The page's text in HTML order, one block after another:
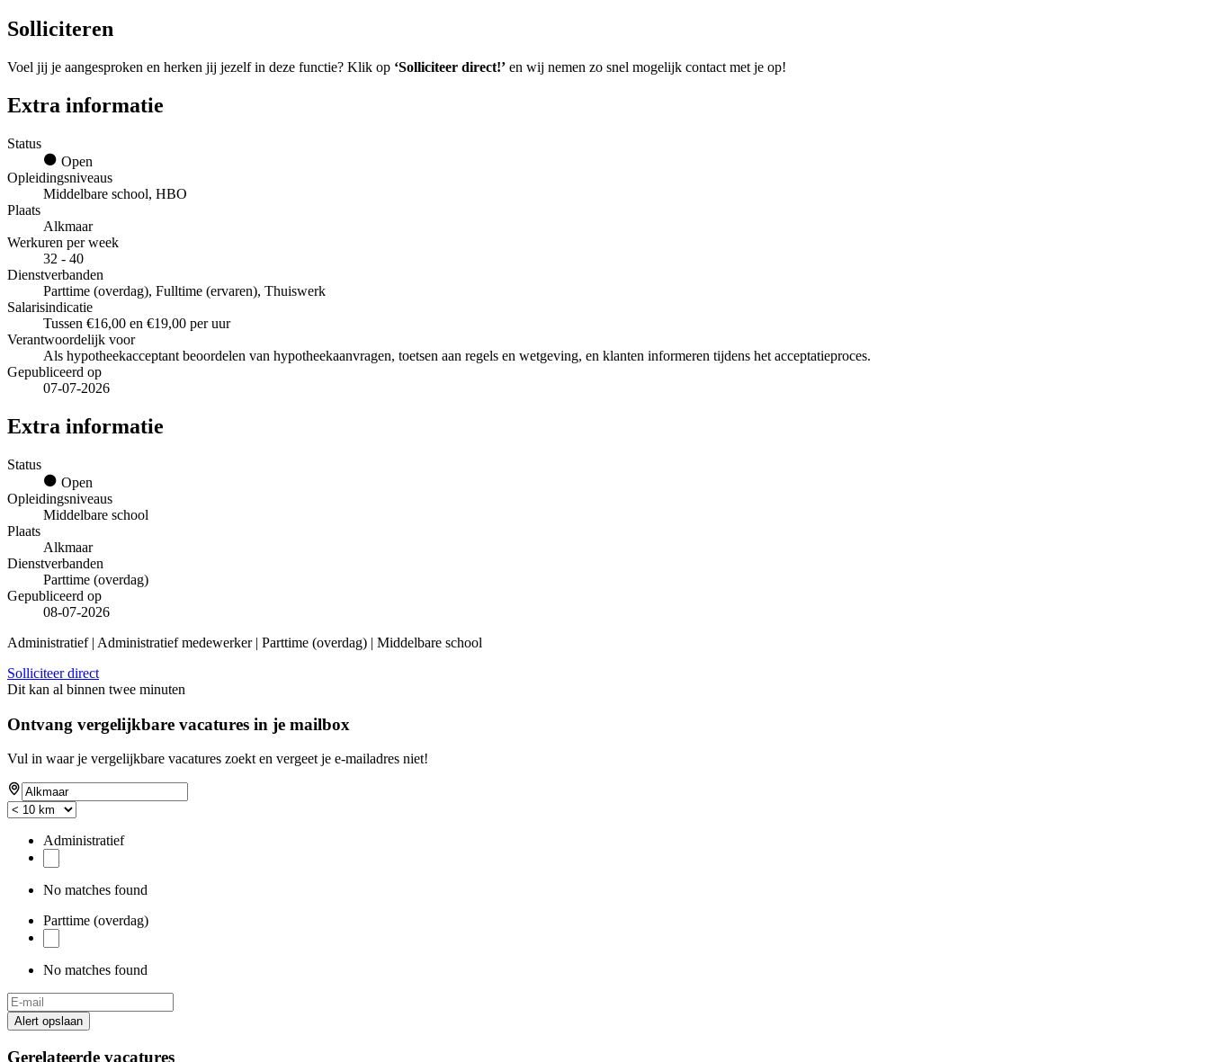
Solliciteren
Voel jij je aangesproken en herken jij jezelf in deze functie? Klik op ‘Solliciteer direct!’ en wij nemen zo snel mogelijk contact met je op!
Extra informatie
Status
Open
Opleidingsniveaus
Middelbare school, HBO
Plaats
Alkmaar
Werkuren per week
32 - 40
Dienstverbanden
Parttime (overdag), Fulltime (ervaren), Thuiswerk
Salarisindicatie
Tussen €16,00 en €19,00 per uur
Verantwoordelijk voor
Als hypotheekacceptant beoordelen van hypotheekaanvragen, toetsen aan regels en wetgeving, en klanten informeren tijdens het acceptatieproces.
Gepubliceerd op
07-07-2026
Extra informatie
Status
Open
Opleidingsniveaus
Middelbare school
Plaats
Alkmaar
Dienstverbanden
Parttime (overdag)
Gepubliceerd op
08-07-2026
Administratief | Administratief medewerker | Parttime (overdag) | Middelbare school
Solliciteer direct
Dit kan al binnen twee minuten
Ontvang vergelijkbare vacatures in je mailbox
Vul in waar je vergelijkbare vacatures zoekt en vergeet je e-mailadres niet!
Administratief
No matches found
Parttime (overdag)
No matches found
Alert opslaan
Gerelateerde vacatures